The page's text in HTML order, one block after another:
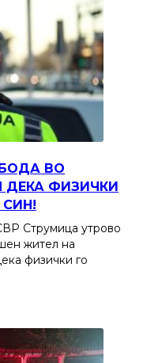
ВО
ДЕКА ФИЗИЧКИ
Струмица утрово
жител на
физички го